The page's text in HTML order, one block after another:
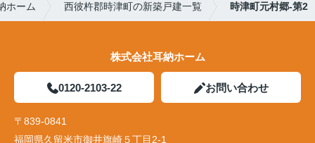
ホーム 西彼杵郡時津町の新築戸建一覧 時津町元村郷-第2
株式会社耳納ホーム
0120-2103-22 お問い合わせ
〒839-0841
福岡県久留米市御井旗崎５丁目2-1